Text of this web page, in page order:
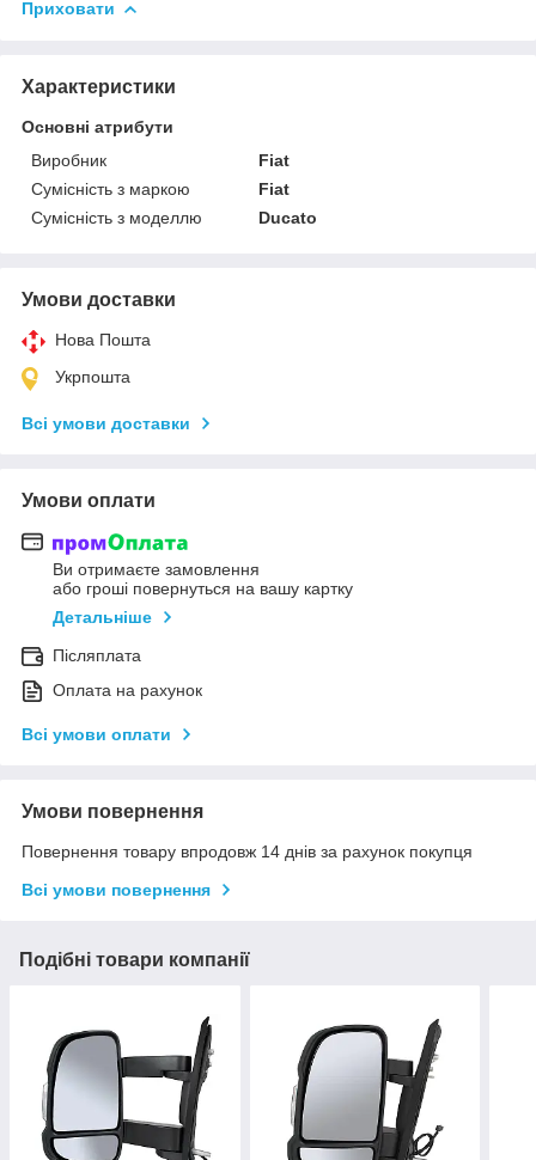
Приховати
Характеристики
Основні атрибути
Виробник
Fiat
Сумісність з маркою
Fiat
Сумісність з моделлю
Ducato
Умови доставки
Нова Пошта
Укрпошта
Всі умови доставки
Умови оплати
Ви отримаєте замовлення
або гроші повернуться на вашу картку
Детальніше
Післяплата
Оплата на рахунок
Всі умови оплати
Умови повернення
Повернення товару впродовж 14 днів за рахунок покупця
Всі умови повернення
Подібні товари компанії